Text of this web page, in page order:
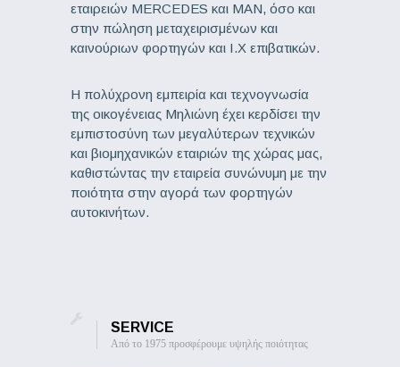
εταιρειών MERCEDES και MAN, όσο και
στην πώληση μεταχειρισμένων και
καινούριων φορτηγών και Ι.Χ επιβατικών.
Η πολύχρονη εμπειρία και τεχνογνωσία
της οικογένειας Μηλιώνη έχει κερδίσει την
εμπιστοσύνη των μεγαλύτερων τεχνικών
και βιομηχανικών εταιριών της χώρας μας,
καθιστώντας την εταιρεία συνώνυμη με την
ποιότητα στην αγορά των φορτηγών
αυτοκινήτων.
SERVICE
Από το 1975 προσφέρουμε υψηλής ποιότητας